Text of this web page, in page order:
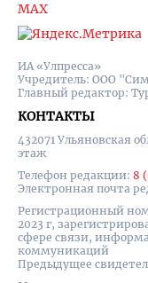
ИА «Улпресса»
Учредитель: ООО
Главный редактор:
КОНТАКТЫ
432071 Ульяновская
этаж
Телефон редакции: 8
Электронная почта
Регистрационный
2023 г,
сфере связи,
коммуникаций
Предыдущее
MAX